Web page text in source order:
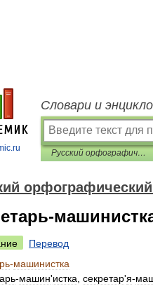
Словари и
Русский орфографический словарь
Перевод
-машинистка
арь-машин'истка секретар'я-